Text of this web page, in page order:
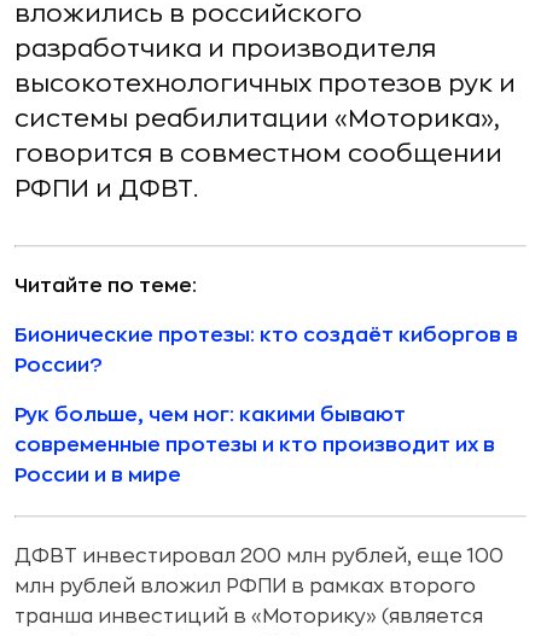
вложились в российского
разработчика и производителя
высокотехнологичных протезов рук и
системы реабилитации «Моторика»,
говорится в совместном сообщении
РФПИ и ДФВТ.
Читайте по теме:
Бионические протезы: кто создаёт киборгов в
России?
Рук больше, чем ног: какими бывают
современные протезы и кто производит их в
России и в мире
ДФВТ инвестировал 200 млн рублей, еще 100
млн рублей вложил РФПИ в рамках второго
транша инвестиций в «Моторику» (является